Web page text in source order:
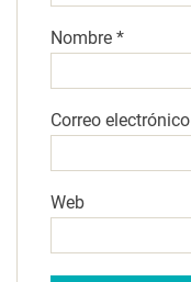
Nombre *
Correo electrónico
Web